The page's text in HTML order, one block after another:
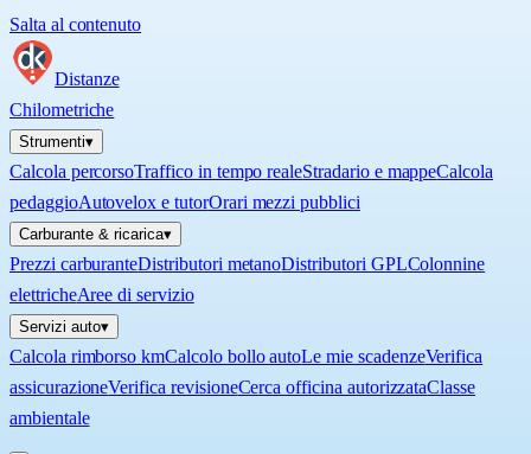
Salta al contenuto
Distanze
Chilometriche
Strumenti▾
Calcola percorsoTraffico in tempo realeStradario e mappeCalcola
pedaggioAutovelox e tutorOrari mezzi pubblici
Carburante & ricarica▾
Prezzi carburanteDistributori metanoDistributori GPLColonnine
elettricheAree di servizio
Servizi auto▾
Calcola rimborso kmCalcolo bollo autoLe mie scadenzeVerifica
assicurazioneVerifica revisioneCerca officina autorizzataClasse
ambientale